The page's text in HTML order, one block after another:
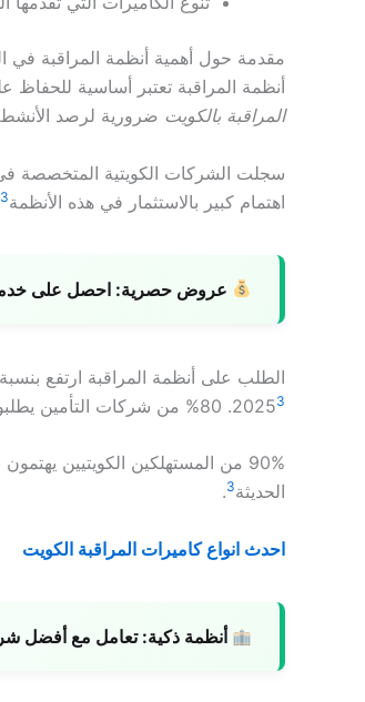
مقدمة حول أهمية أنظمة المراقبة في
أنظمة المراقبة تعتبر أساسية للحفاظ
المراقبة بالكويت ضرورية لرصد
اهتمام كبير بالاستثمار في هذه الأنظمة3
عروض حصرية: احصل على
20253 . 80% من شركات التأمين يطلبون وجود أنظمة مراقبة لتغطيات التأمين.
90% من المستهلكين الكويتيين
الحديثة3
.
احدث انواع كاميرات المراقبة الكويت
أنظمة ذكية:تعامل مع أفضل